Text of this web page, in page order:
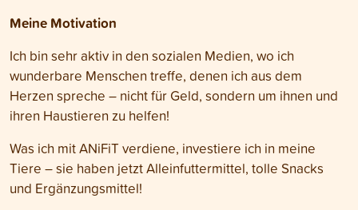
Meine Motivation
Ich bin sehr aktiv in den sozialen Medien, wo ich
wunderbare Menschen treffe, denen ich aus dem
Herzen spreche – nicht für Geld, sondern um ihnen und
ihren Haustieren zu helfen!
Was ich mit ANiFiT verdiene, investiere ich in meine
Tiere – sie haben jetzt Alleinfuttermittel, tolle Snacks
und Ergänzungsmittel!